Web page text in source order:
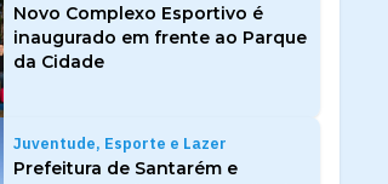
Novo Complexo Esportivo é
inaugurado em frente ao Parque
da Cidade
Juventude, Esporte e Lazer
Prefeitura de Santarém e